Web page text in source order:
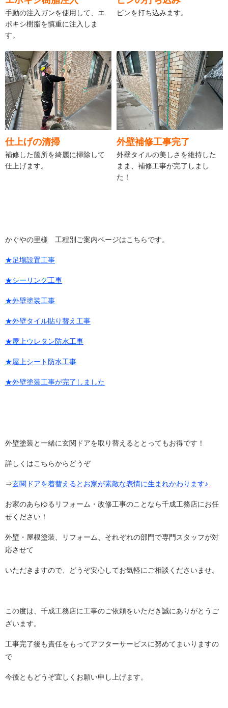
手動の注入ガンを使用して、エ
ポキシ樹脂を慎重に注入しま
す。
ピンを打ち込みます。
仕上げの清掃
補修した箇所を綺麗に掃除して
仕上げます。
外壁補修工事完了
外壁タイルの美しさを維持した
まま、補修工事が完了しまし
た！
かぐやの里様 工程別ご案内ページはこちらです。
★足場設置工事
★シーリング工事
★外壁塗装工事
★外壁タイル貼り替え工事
★屋上ウレタン防水工事
★屋上シート防水工事
★外壁塗装工事が完了しました
外壁塗装と一緒に玄関ドアを取り替えるととってもお得です！
詳しくはこちらからどうぞ
⇒玄関ドアを着替えるとお家が素敵な表情に生まれかわります♪
お家のあらゆるリフォーム・改修工事のことなら千成工務店にお任
せください！
外壁・屋根塗装、リフォーム、それぞれの部門で専門スタッフが対
応させて
いただきますので、どうぞ安心してお気軽にご相談くださいませ。
この度は、千成工務店に工事のご依頼をいただき誠にありがとうご
ざいます。
工事完了後も責任をもってアフターサービスに努めてまいりますの
で
今後ともどうぞ宜しくお願い申し上げます。